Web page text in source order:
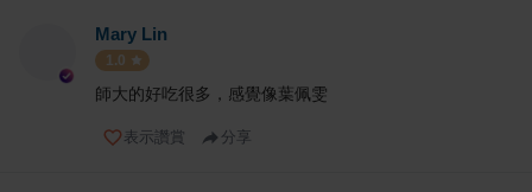
Mary Lin
1.0
師大的好吃很多，感覺像葉佩雯
表示讚賞 分享